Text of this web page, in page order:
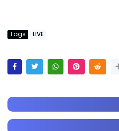
Tags LIVE